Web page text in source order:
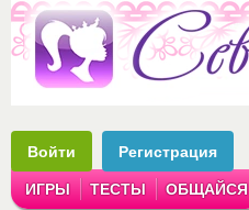
Войти Регистрация
ИГРЫ ТЕСТЫ ОБЩАЙСЯ